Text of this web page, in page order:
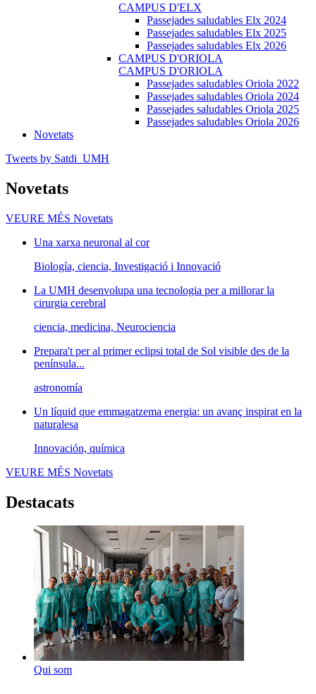
CAMPUS D'ELX
Passejades saludables Elx 2024
Passejades saludables Elx 2025
Passejades saludables Elx 2026
CAMPUS D'ORIOLA
CAMPUS D'ORIOLA
Passejades saludables Oriola 2022
Passejades saludables Oriola 2024
Passejades saludables Oriola 2025
Passejades saludables Oriola 2026
Novetats
Tweets by Satdi_UMH
Novetats
VEURE MÉS Novetats
Una xarxa neuronal al cor
Biología, ciencia, Investigació i Innovació
La UMH desenvolupa una tecnologia per a millorar la
cirurgia cerebral
ciencia, medicina, Neurociencia
Prepara't per al primer eclipsi total de Sol visible des de la
península...
astronomía
Un líquid que emmagatzema energia: un avanç inspirat en la
naturalesa
Innovación, química
VEURE MÉS Novetats
Destacats
Qui som